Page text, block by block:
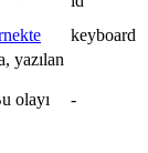
keyboard
yazılan
olayı
-